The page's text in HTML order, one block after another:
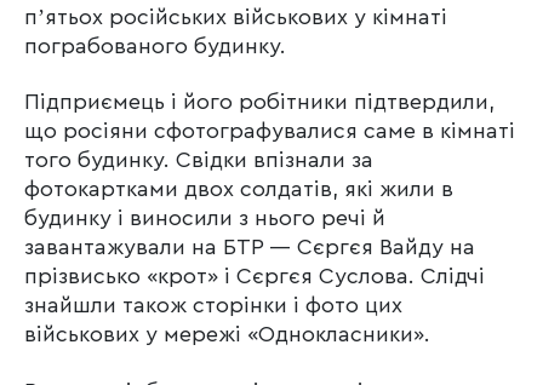
пʼятьох російських військових у кімнаті
пограбованого будинку.
Підприємець і його робітники підтвердили,
що росіяни сфотографувалися саме в кімнаті
того будинку. Свідки впізнали за
фотокартками двох солдатів, які жили в
будинку і виносили з нього речі й
завантажували на БТР — Сєргєя Вайду на
прізвисько «крот» і Сєргєя Суслова. Слідчі
знайшли також сторінки і фото цих
військових у мережі «Однокласники».